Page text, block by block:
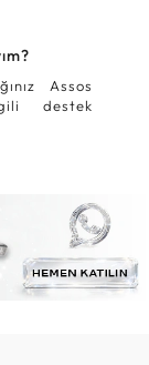
Assos
destek